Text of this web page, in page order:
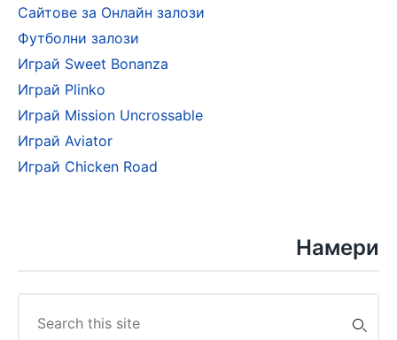
Сайтове за Онлайн залози
Футболни залози
Играй Sweet Bonanza
Играй Plinko
Играй Mission Uncrossable
Играй Aviator
Играй Chicken Road
Намери
for: